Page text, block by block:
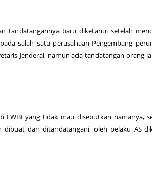
tandatangannya baru diketahui setelah
salah satu perusahaan Pengembang
Jenderal, namun ada tandatangan orang
FWBI yang tidak mau disebutkan namanya,
dan ditandatangani, oleh pelaku AS